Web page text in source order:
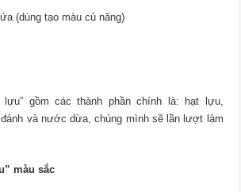
(dùng tạo màu củ năng)
gồm các thành phần chính là: hạt lựu,
và nước dừa, chúng mình sẽ lần lượt làm
màu sắc